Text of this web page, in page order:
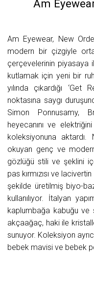
Am
Am Eyewear, New
modern bir çizgiyle
çerçevelerinin piyasaya
kutlamak için yeni bir
yılında çıkardığı
noktasına saygı
Simon Ponnusamy,
heyecanını ve
koleksiyonuna
okuyan genç ve
gözlüğü stili ve şeklini
pas kırmızısı ve
şekilde üretilmiş biyo-
kullanılıyor. İtalyan
kaplumbağa kabuğu ve
akçaağaç, haki ile
sunuyor. Koleksiyon
bebek mavisi ve bebek